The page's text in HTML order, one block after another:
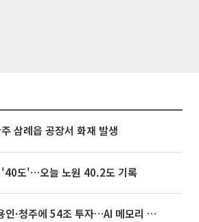
삼례읍 공장서 화재 발생
'40도'…오늘 노원 40.2도 기록
SK하이닉스, 용인·청주에 54조 투자…AI 메모리 생산기지 키운다